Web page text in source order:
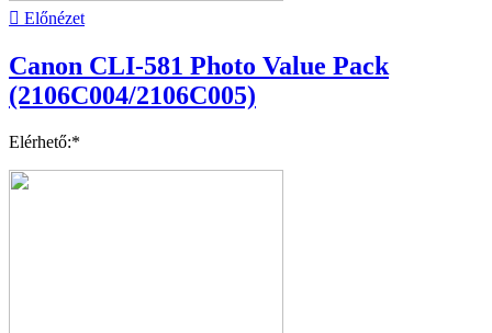
 Előnézet
Canon CLI-581 Photo Value Pack
(2106C004/2106C005)
Elérhető:*